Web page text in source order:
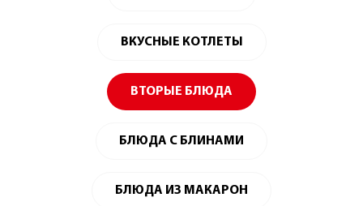
ВКУСНЫЕ КОТЛЕТЫ
ВТОРЫЕ БЛЮДА
БЛЮДА С БЛИНАМИ
БЛЮДА ИЗ МАКАРОН